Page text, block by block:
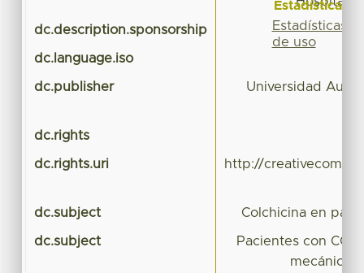
dc.description.sponsorship
dc.language.iso
dc.publisher Universidad
dc.rights
dc.rights.uri http://
dc.subject Colchicina en
dc.subject
Pacientes con
mecánica
Estadísticas
Estadísticas
de uso